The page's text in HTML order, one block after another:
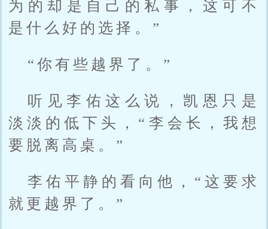
为的却是自己的私事，这可不
是什么好的选择。”
“你有些越界了。”
听见李佑这么说，凯恩只是
淡淡的低下头，“李会长，我想
要脱离高桌。”
李佑平静的看向他，“这要求
就更越界了。”